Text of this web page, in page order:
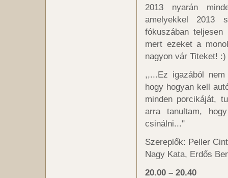
2013 nyarán
amelyekkel 2013
fókuszában
mert ezeket a
nagyon vár Titeket! :)
,,...Ez igazából
hogy hogyan kell
minden porcikáját,
arra tanultam,
csinálni..."
Szereplők: Peller
Nagy Kata, Erdős
20.00 – 20.40